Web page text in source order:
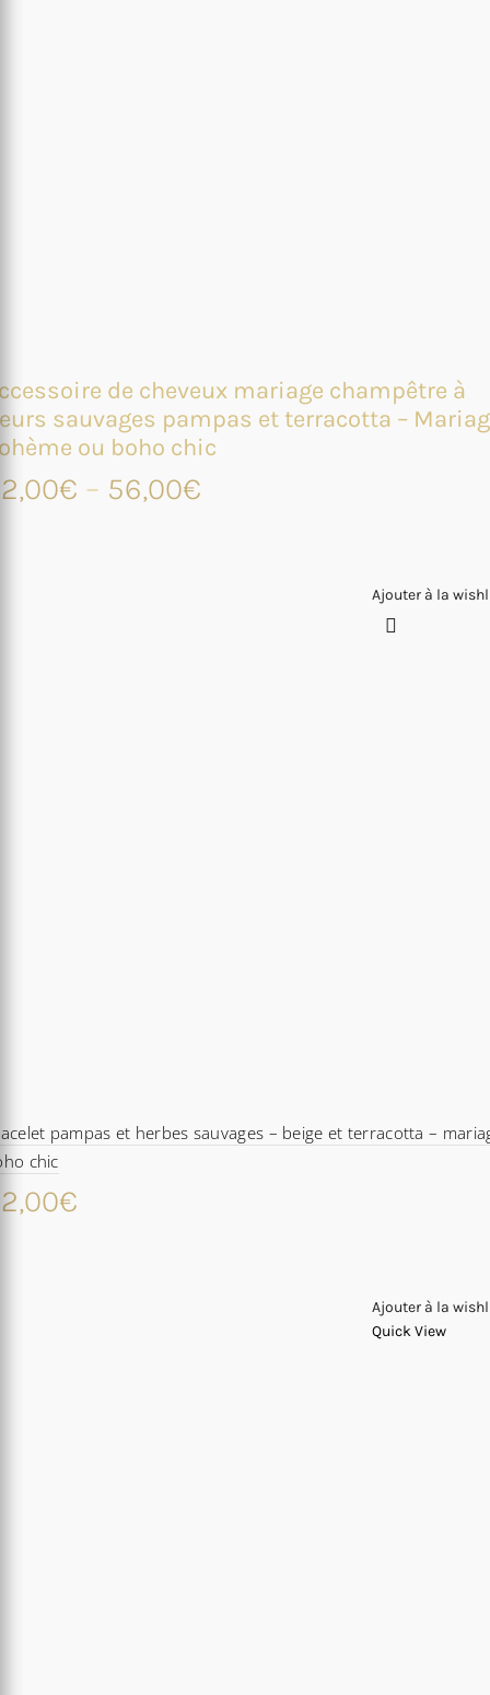
de cheveux mariage champêtre à
sauvages pampas et terracotta –
ou boho chic
€ – 56,00€
Ajouter à la
pampas et herbes sauvages – beige et terracotta –
chic
€
Ajouter à la
Quick View